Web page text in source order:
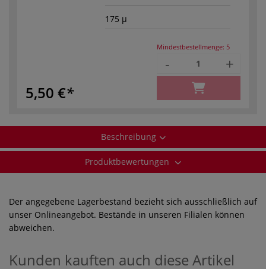
175 µ
5,50 €
Mindestbestellmenge: 5
- +
Beschreibung
Produktbewertungen
Der angegebene Lagerbestand bezieht sich ausschließlich auf
unser Onlineangebot. Bestände in unseren Filialen können
abweichen.
Kunden kauften auch diese Artikel